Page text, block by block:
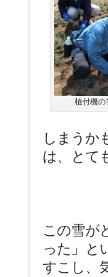
植付機の
しまうか
は、とて
この雪が
った」と
すこし、